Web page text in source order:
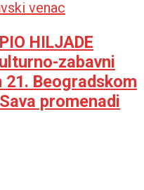
HILJADE
zabavni
Beogradskom
promenadi